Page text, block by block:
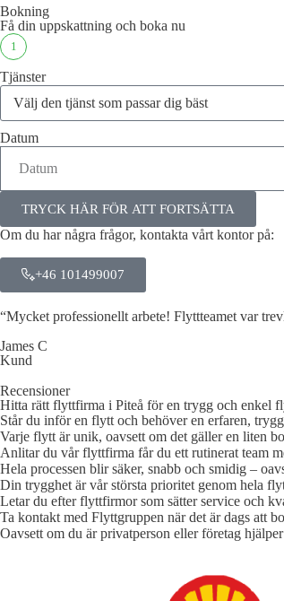
Bokning
Få din uppskattning och boka nu
1
Tjänster
Datum
TRYCK HÄR FÖR ATT FORTSÄTTA
Om du har några frågor, kontakta vårt kontor på:
+46 101499007
“Mycket professionellt arbete! Flyttteamet var
James C
Kund
Recensioner
Hitta rätt flyttfirma i Piteå för en trygg och enkel
Står du inför en flytt och behöver en erfaren,
Varje flytt är unik, oavsett om det gäller en liten
Anlitar du vår flyttfirma får du ett rutinerat team
Hela processen blir säker, snabb och smidig –
Din trygghet är vår största prioritet genom hela
Letar du efter flyttfirmor som sätter service och
Ta kontakt med Flyttgruppen när det är dags att
Oavsett om du är privatperson eller företag